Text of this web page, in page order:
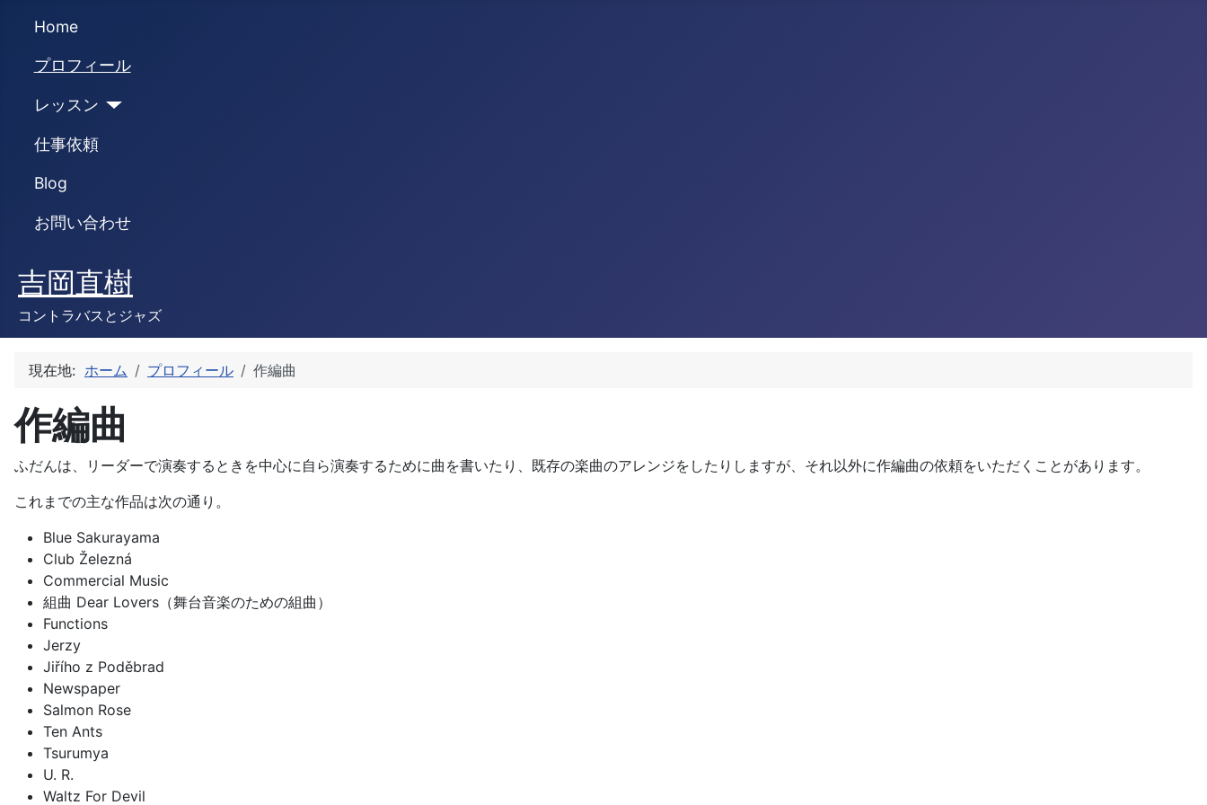
Home
プロフィール
レッスン
仕事依頼
Blog
お問い合わせ
吉岡直樹
コントラバスとジャズ
現在地: ホーム プロフィール 作編曲
作編曲
ふだんは、リーダーで演奏するときを中心に自ら演奏するために曲を書いたり、既存の楽曲のアレンジをしたりしますが、それ以外に作編曲の依頼をいただくことがあります。
これまでの主な作品は次の通り。
Blue Sakurayama
Club Železná
Commercial Music
組曲 Dear Lovers（舞台音楽のための組曲）
Functions
Jerzy
Jiřího z Poděbrad
Newspaper
Salmon Rose
Ten Ants
Tsurumya
U. R.
Waltz For Devil